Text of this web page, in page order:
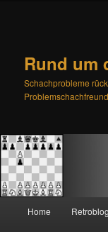
Rund um
Schachprobleme
Zum
Zum
Home Retroblog